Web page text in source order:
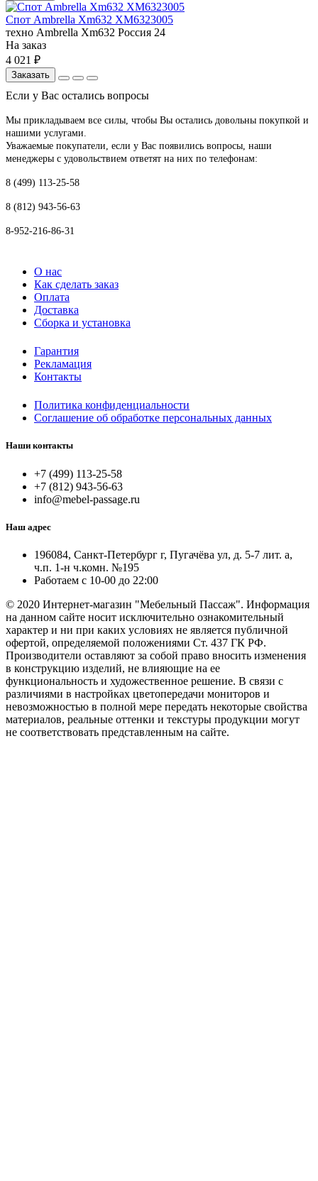
Спот Ambrella Xm632 XM6323005
техно Ambrella Xm632 Россия 24
На заказ
4 021 ₽
Заказать
Если у Вас остались вопросы
Мы прикладываем все силы, чтобы Вы остались довольны покупкой и
нашими услугами.
Уважаемые покупатели, если у Вас появились вопросы, наши
менеджеры с удовольствием ответят на них по телефонам:
8 (499) 113-25-58
8 (812) 943-56-63
8-952-216-86-31
О нас
Как сделать заказ
Оплата
Доставка
Сборка и установка
Гарантия
Рекламация
Контакты
Политика конфиденциальности
Соглашение об обработке персональных данных
Наши контакты
+7 (499) 113-25-58
+7 (812) 943-56-63
info@mebel-passage.ru
Наш адрес
196084, Санкт-Петербург г, Пугачёва ул, д. 5-7 лит. а,
ч.п. 1-н ч.комн. №195
Работаем с 10-00 до 22:00
© 2020 Интернет-магазин "Мебельный Пассаж". Информация
на данном сайте носит исключительно ознакомительный
характер и ни при каких условиях не является публичной
офертой, определяемой положениями Ст. 437 ГК РФ.
Производители оставляют за собой право вносить изменения
в конструкцию изделий, не влияющие на ее
функциональность и художественное решение. В связи с
различиями в настройках цветопередачи мониторов и
невозможностью в полной мере передать некоторые свойства
материалов, реальные оттенки и текстуры продукции могут
не соответствовать представленным на сайте.